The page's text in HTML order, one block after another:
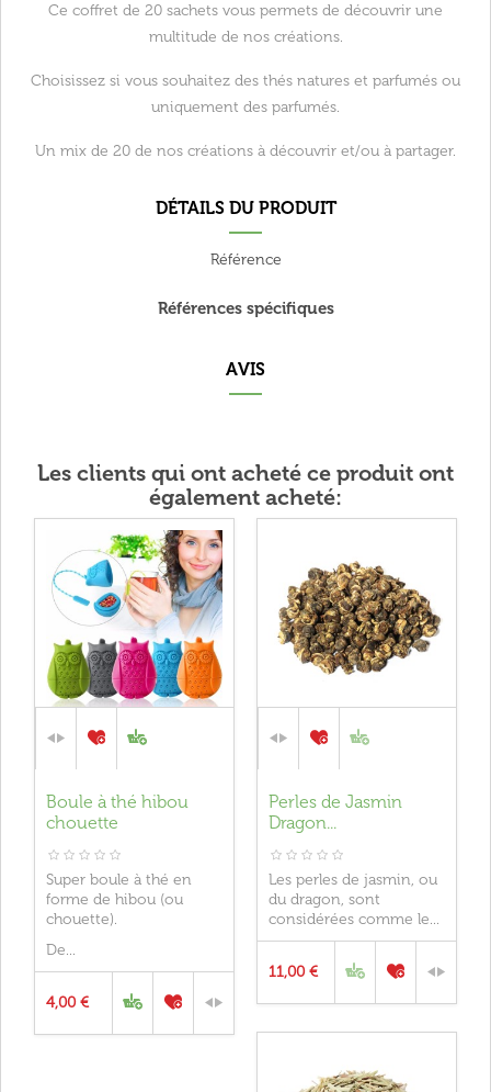
Ce coffret de 20 sachets vous permets de découvrir une
multitude de nos créations.
Choisissez si vous souhaitez des thés natures et parfumés ou
uniquement des parfumés.
Un mix de 20 de nos créations à découvrir et/ou à partager.
DÉTAILS DU PRODUIT
Référence
Références spécifiques
AVIS
Les clients qui ont acheté ce produit ont
également acheté:
Boule à thé hibou
chouette
Super boule à thé en
forme de hibou (ou
chouette).
De...
4,00 €
Perles de Jasmin
Dragon...
Les perles de jasmin, ou
du dragon, sont
considérées comme le...
11,00 €